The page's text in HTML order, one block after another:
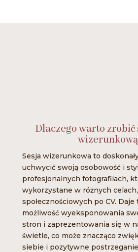
Dlaczego warto zrobić
Sesja wizerunkowa to
uchwycić swoją osobowość i
profesjonalnych fotografiiach,
wykorzystane w różnych
społecznościowych po CV. Daje
możliwość wyeksponowania
stron i zaprezentowania się w
świetle, co może znacząco
siebie i pozytywne